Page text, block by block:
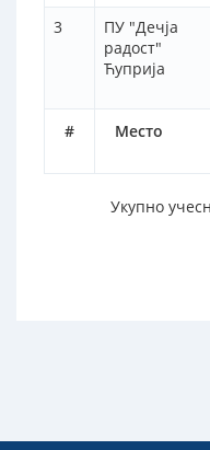
# Место
3
ПУ "Дечја
радост"
Ћуприја
Укупно